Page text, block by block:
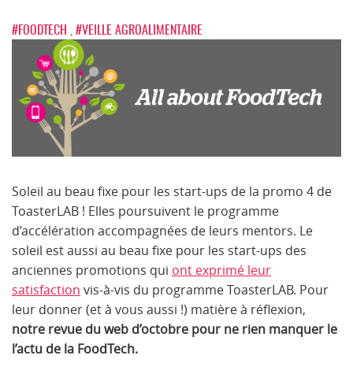
#FOODTECH #VEILLE AGROALIMENTAIRE
Soleil au beau fixe pour les start-ups de la promo 4 de
ToasterLAB ! Elles poursuivent le programme
d’accélération accompagnées de leurs mentors. Le
soleil est aussi au beau fixe pour les start-ups des
anciennes promotions qui ont exprimé leur
satisfaction vis-à-vis du programme ToasterLAB. Pour
leur donner (et à vous aussi !) matière à réflexion,
notre revue du web d’octobre pour ne rien manquer le
l’actu de la FoodTech.